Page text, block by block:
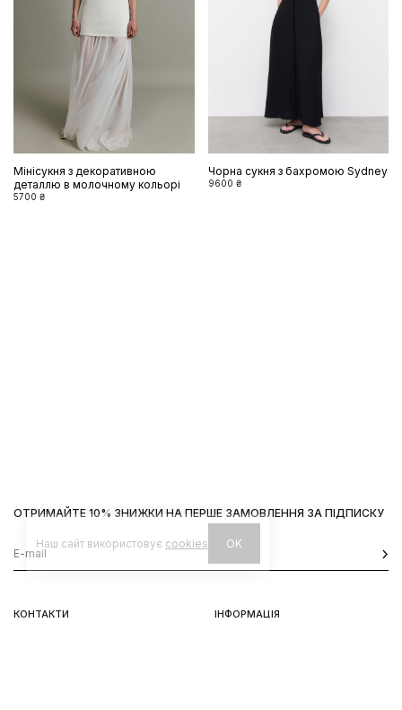
Мінісукня з декоративною
деталлю в молочному кольорі
5700 ₴
Чорна сукня з бахромою Sydney
9600 ₴
КОНТАКТИ ІНФОРМАЦІЯ
ОТРИМАЙТЕ 10% ЗНИЖКИ НА ПЕРШЕ ЗАМОВЛЕННЯ ЗА ПІДПИСКУ
Наш сайт використовує cookies OK